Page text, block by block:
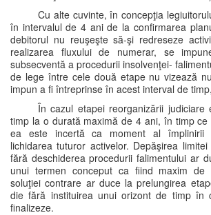
Cu alte cuvinte, în concepţia
în intervalul de 4 ani de la confirmarea
debitorul nu reuşeşte să-şi redreseze
realizarea fluxului de numerar, se
subsecventă a procedurii insolvenţei-
de lege între cele două etape nu vizează
impun a fi întreprinse în acest interval de
În cazul etapei reorganizării
timp la o durată maximă de 4 ani, în timp
ea este incertă ca moment al împlinirii
lichidarea tuturor activelor. Depăşirea
fără deschiderea procedurii falimentului ar
unui termen conceput ca fiind maxim de
soluţiei contrare ar duce la prelungirea
die fără instituirea unui orizont de timp în
finalizeze.